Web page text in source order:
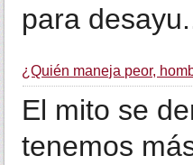
para
¿Quién maneja peor,
El mito se
tenemos